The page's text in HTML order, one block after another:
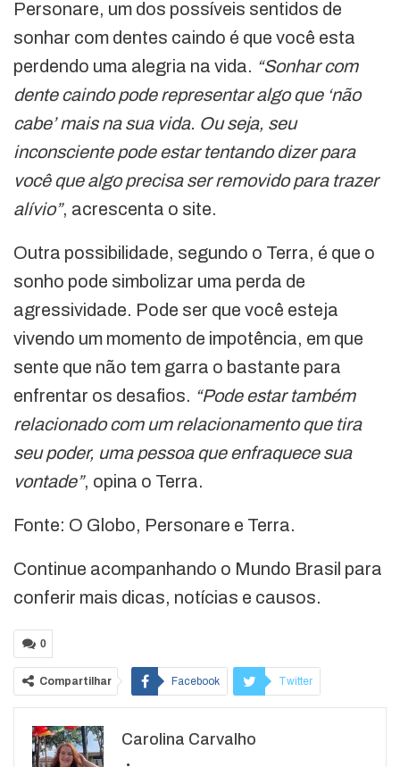
Personare, um dos possíveis sentidos de
sonhar com dentes caindo é que você esta
perdendo uma alegria na vida. “Sonhar com
dente caindo pode representar algo que ‘não
cabe’ mais na sua vida. Ou seja, seu
inconsciente pode estar tentando dizer para
você que algo precisa ser removido para trazer
alívio”, acrescenta o site.
Outra possibilidade, segundo o Terra, é que o
sonho pode simbolizar uma perda de
agressividade. Pode ser que você esteja
vivendo um momento de impotência, em que
sente que não tem garra o bastante para
enfrentar os desafios. “Pode estar também
relacionado com um relacionamento que tira
seu poder, uma pessoa que enfraquece sua
vontade”, opina o Terra.
Fonte: O Globo, Personare e Terra.
Continue acompanhando o Mundo Brasil para
conferir mais dicas, notícias e causos.
0
Compartilhar Facebook Twitter
WhatsApp
Carolina Carvalho